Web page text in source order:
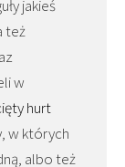
jakieś
też
w
hurt
w których
albo też